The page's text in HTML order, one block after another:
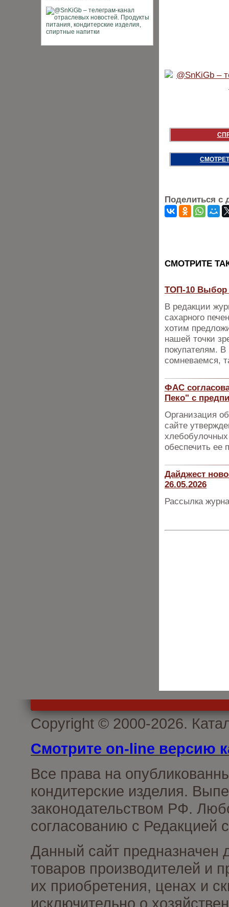
Поделиться с
CМОТРИТЕ
ТОП-10 Выбор
В редакции
сахарного
хотим
нашей точки
покупателям.
сомневаемся,
ФАС
Пеко" с
Организация
сайте
обеспечить ее
Дайджест
26.05.2026
Рассылка
Copyright © 2000-2026.
Смотрите on-line версию
Все права на
кондитерские изделия.
законодательством РФ.
согласованию с Редакцией
Данный сайт предназначен
товаров производителей и
их приобретения, ценах и
исключительно о